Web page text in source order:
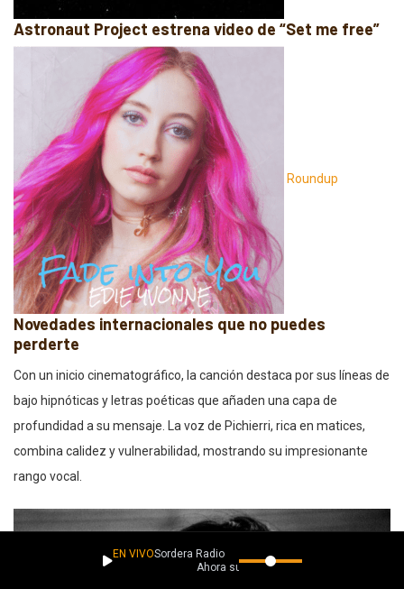
Astronaut Project estrena video de “Set me free”
Roundup
Novedades internacionales que no puedes
perderte
Con un inicio cinematográfico, la canción destaca por sus líneas de
bajo hipnóticas y letras poéticas que añaden una capa de
profundidad a su mensaje. La voz de Pichierri, rica en matices,
combina calidez y vulnerabilidad, mostrando su impresionante
rango vocal.
EN VIVOSordera Radio
Ahora suena